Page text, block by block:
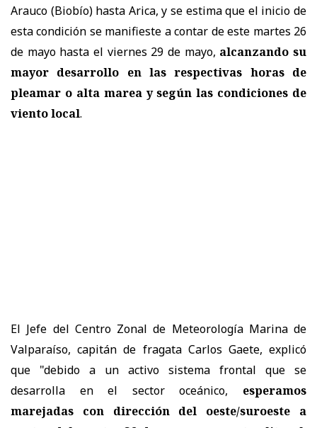
Arauco (Biobío) hasta Arica, y se estima que el inicio de
esta condición se manifieste a contar de este martes 26
de mayo hasta el viernes 29 de mayo, alcanzando su
mayor desarrollo en las respectivas horas de
pleamar o alta marea y según las condiciones de
viento local.
El Jefe del Centro Zonal de Meteorología Marina de
Valparaíso, capitán de fragata Carlos Gaete, explicó
que "debido a un activo sistema frontal que se
desarrolla en el sector oceánico, esperamos
marejadas con dirección del oeste/suroeste a